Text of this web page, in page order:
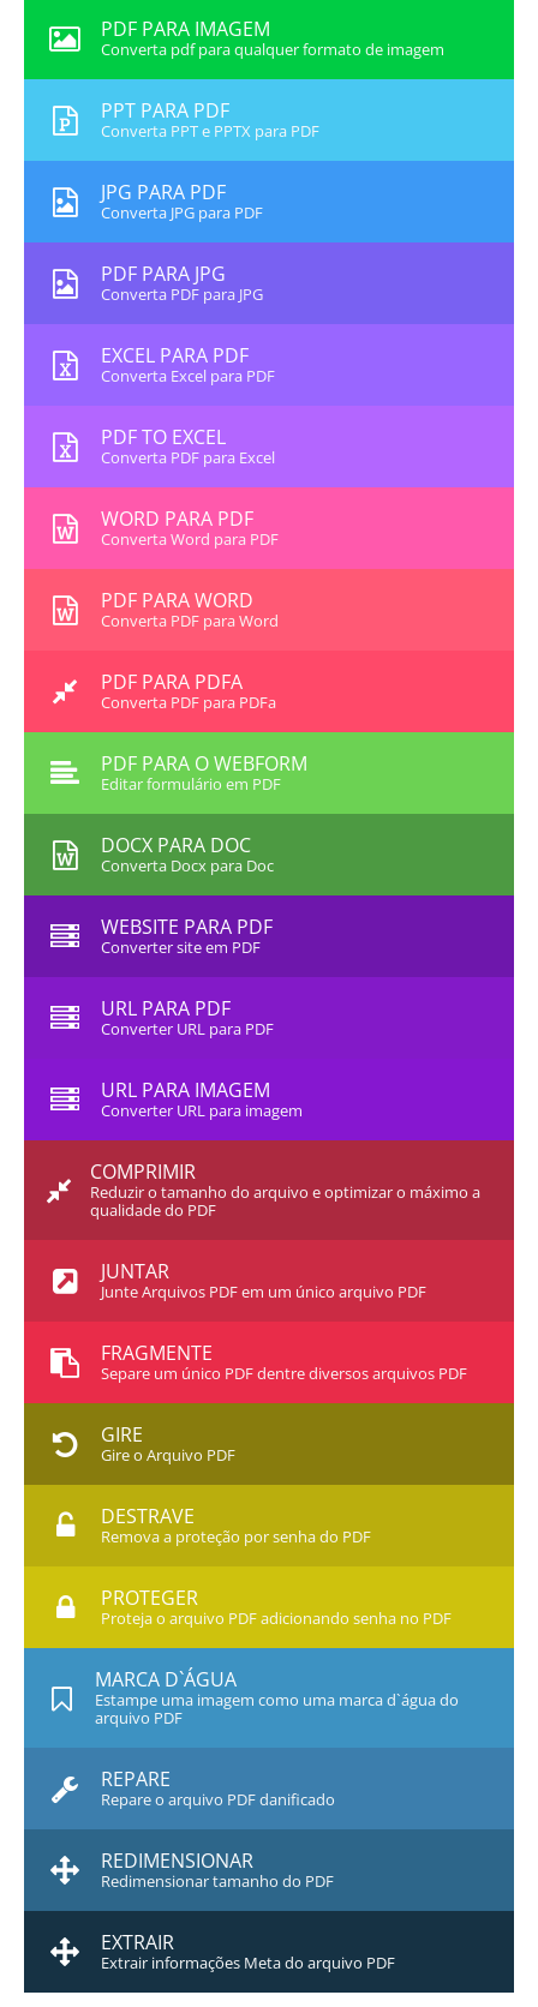
PDF PARA IMAGEM
Converta pdf para qualquer formato de imagem
PPT PARA PDF
Converta PPT e PPTX para PDF
JPG PARA PDF
Converta JPG para PDF
PDF PARA JPG
Converta PDF para JPG
EXCEL PARA PDF
Converta Excel para PDF
PDF TO EXCEL
Converta PDF para Excel
WORD PARA PDF
Converta Word para PDF
PDF PARA WORD
Converta PDF para Word
PDF PARA PDFA
Converta PDF para PDFa
PDF PARA O WEBFORM
Editar formulário em PDF
DOCX PARA DOC
Converta Docx para Doc
WEBSITE PARA PDF
Converter site em PDF
URL PARA PDF
Converter URL para PDF
URL PARA IMAGEM
Converter URL para imagem
COMPRIMIR
Reduzir o tamanho do arquivo e optimizar o máximo a
qualidade do PDF
JUNTAR
Junte Arquivos PDF em um único arquivo PDF
FRAGMENTE
Separe um único PDF dentre diversos arquivos PDF
GIRE
Gire o Arquivo PDF
DESTRAVE
Remova a proteção por senha do PDF
PROTEGER
Proteja o arquivo PDF adicionando senha no PDF
MARCA D`ÁGUA
Estampe uma imagem como uma marca d`água do
arquivo PDF
REPARE
Repare o arquivo PDF danificado
REDIMENSIONAR
Redimensionar tamanho do PDF
EXTRAIR
Extrair informações Meta do arquivo PDF